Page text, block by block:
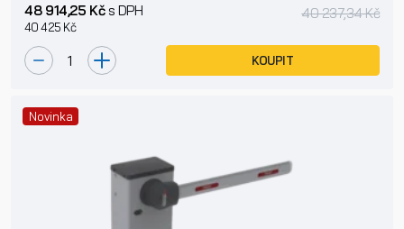
48 914,25 Kčs DPH
40 425 Kč
40 237,34 Kč
KOUPIT
Novinka